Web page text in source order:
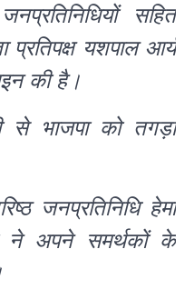
सहित
यशपाल आर्य
की है।
से भाजपा को तगड़ा
जनप्रतिनिधि हेमा
ने अपने समर्थकों के